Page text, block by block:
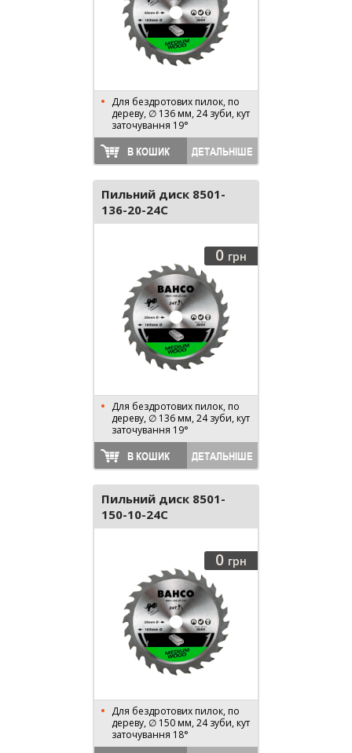
Для бездротових пилок, по
дереву, ∅ 136 мм, 24 зуби, кут
заточування 19°
В КОШИК ДЕТАЛЬНІШЕ
Пильний диск 8501-
136-20-24C
0 грн
Для бездротових пилок, по
дереву, ∅ 136 мм, 24 зуби, кут
заточування 19°
В КОШИК ДЕТАЛЬНІШЕ
Пильний диск 8501-
150-10-24C
0 грн
Для бездротових пилок, по
дереву, ∅ 150 мм, 24 зуби, кут
заточування 18°